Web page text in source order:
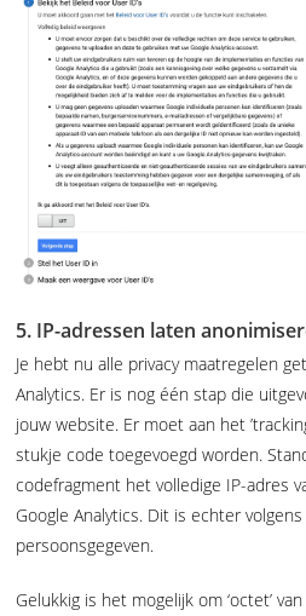
5. IP-adressen laten
Je hebt nu alle privacy maatregelen
Analytics. Er is nog één stap die
jouw website. Er moet aan het
stukje code toegevoegd worden.
codefragment het volledige IP-adres
Google Analytics. Dit is echter
persoonsgegeven.
Gelukkig is het mogelijk om ‘octet’